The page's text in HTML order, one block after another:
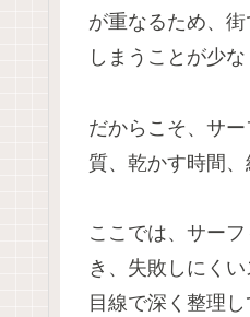
が重なるため、
しまうことが少な
だからこそ、サ
質、乾かす時間
ここでは、サー
き、失敗しにく
目線で深く整理し